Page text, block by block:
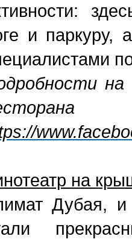
и паркуру,
на
на
Дубая,